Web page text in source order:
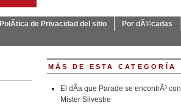
PolÃ­tica de Privacidad del sitio
Por dÃ©cadas
MÁS DE ESTA CATEGORÍA
El dÃ­a que Parade se encontrÃ³ con
Mister Silvestre